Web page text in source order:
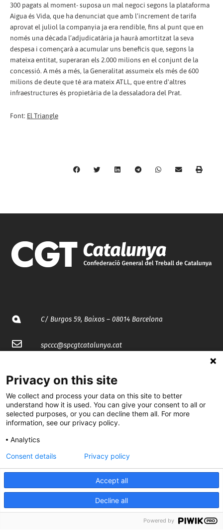
300 pagats al moment- suposa un mal negoci segons la plataforma
Aigua és Vida, que ha denunciat que amb l’increment de tarifa
aprovat el juliol la companyia ja era rendible, fins al punt que en
només una dècada l’adjudicatària ja haurà amortitzat la seva
despesa i començarà a acumular uns beneficis que, segons la
mateixa entitat, superaran els 2.000 milions en el conjunt de la
concessió. A més a més, la Generalitat assumeix els més de 600
milions de deute que té ara mateix ATLL, que entre d'altres
infraestructures és propietària de la dessaladora del Prat.
Font: El Triangle
C/ Burgos 59, Baixos – 08014 Barcelona
spccc@spcgtcatalunya.cat
@CGTCatalunya
cgtcatalunya
CGTCatalunya
cgtcatalunya
Desenvolupat per
Privacy on this site
We collect and process your data on this site to better
understand how it is used. You can give your consent to all or
selected purposes, or you can decline them all. For more
information, see our privacy policy.
Analytics
Accept all
Decline all
Consent details Privacy policy
Powered by